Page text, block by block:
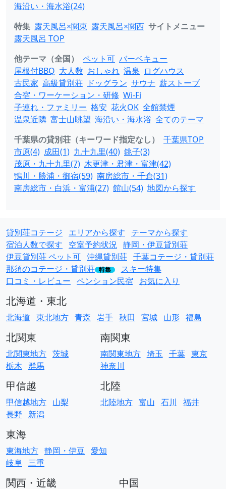
海沿い・海水浴(24)
特集 露天風呂×関東 露天風呂×関西 サイトメニュー
露天風呂 TOP
他テーマ（全国）
ペット可 バーベキュー
屋根付BBQ 大人数 おしゃれ 温泉 ログハウス
古民家 高級貸別荘 ドッグラン サウナ 薪ストーブ
合宿・ワーケーション・研修 Wi-Fi
子連れ・ファミリー 格安 花火OK 全館禁煙
温泉近隣 富士山眺望 海沿い・海水浴 全てのテーマ
千葉県の貸別荘（キーワード指定なし）
千葉県TOP
市原(4) 成田(1) 九十九里(40) 銚子(3)
茂原・九十九里(7) 木更津・君津・富津(42)
鴨川・勝浦・御宿(59) 南房総市・千倉(31)
南房総市・白浜・富浦(27) 館山(54) 地図から探す
貸別荘コテージ エリアから探す
テーマから探す
宿泊人数で探す
空室予約状況 静岡・伊豆貸別荘
伊豆貸別荘 ペット可 沖縄貸別荘 千葉コテージ・貸別荘
那須のコテージ・貸別荘 特集
スキー特集
口コミ・レビュー ペンション民宿 お気に入り
北海道・東北
北海道 東北地方 青森 岩手 秋田 宮城 山形 福島
北関東
北関東地方 茨城
栃木 群馬
南関東
南関東地方 埼玉 千葉 東京
神奈川
甲信越
甲信越地方 山梨
長野
新潟
北陸
北陸地方 富山 石川 福井
東海
東海地方 静岡・伊豆 愛知
岐阜 三重
関西・近畿 中国